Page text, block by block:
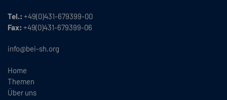
Tel.: +49(0)431-679399-00
Fax: +49(0)431-679399-06
info@bei-sh.org
Home
Themen
Über uns